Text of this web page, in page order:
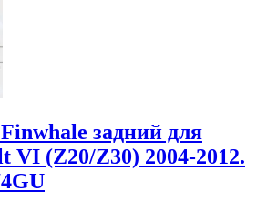
задний для
VI (Z20/Z30) 2004-2012.